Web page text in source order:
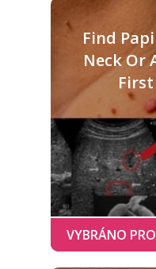
Find
Neck Or